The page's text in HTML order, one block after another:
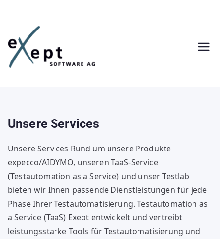
springen
Unsere Services
Unsere Services Rund um unsere Produkte
expecco/AIDYMO, unseren TaaS-Service
(Testautomation as a Service) und unser Testlab
bieten wir Ihnen passende Dienstleistungen für jede
Phase Ihrer Testautomatisierung. Testautomation as
a Service (TaaS) Exept entwickelt und vertreibt
leistungsstarke Tools für Testautomatisierung und